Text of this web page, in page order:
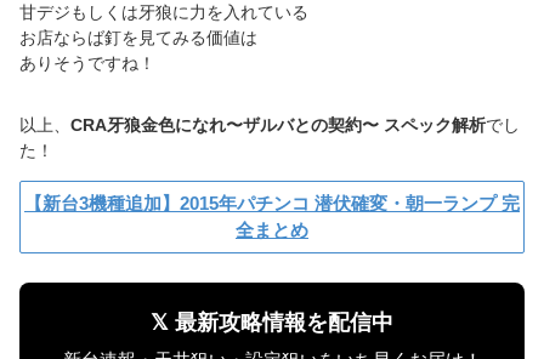
甘デジもしくは牙狼に力を入れている
お店ならば釘を見てみる価値は
ありそうですね！
以上、CRA牙狼金色になれ〜ザルバとの契約〜 スペック解析でし
た！
【新台3機種追加】2015年パチンコ 潜伏確変・朝一ランプ 完
全まとめ
𝕏 最新攻略情報を配信中